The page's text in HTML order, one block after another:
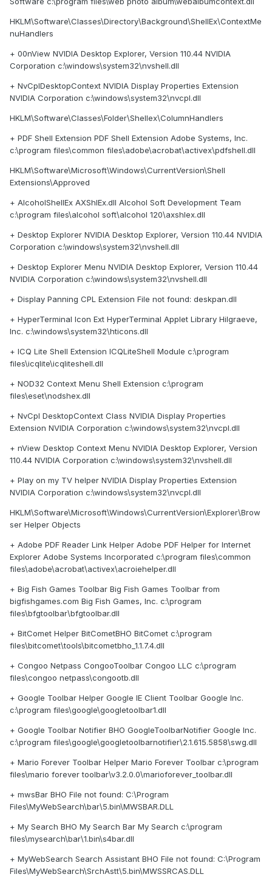
HKLM\Software\Classes\Directory\Background\ShellEx\ContextMe
nuHandlers
+ 00nView NVIDIA Desktop Explorer, Version 110.44 NVIDIA
Corporation c:\windows\system32\nvshell.dll
+ NvCplDesktopContext NVIDIA Display Properties Extension
NVIDIA Corporation c:\windows\system32\nvcpl.dll
HKLM\Software\Classes\Folder\Shellex\ColumnHandlers
+ PDF Shell Extension PDF Shell Extension Adobe Systems, Inc.
c:\program files\common files\adobe\acrobat\activex\pdfshell.dll
HKLM\Software\Microsoft\Windows\CurrentVersion\Shell
Extensions\Approved
+ AlcoholShellEx AXShlEx.dll Alcohol Soft Development Team
c:\program files\alcohol soft\alcohol 120\axshlex.dll
+ Desktop Explorer NVIDIA Desktop Explorer, Version 110.44 NVIDIA
Corporation c:\windows\system32\nvshell.dll
+ Desktop Explorer Menu NVIDIA Desktop Explorer, Version 110.44
NVIDIA Corporation c:\windows\system32\nvshell.dll
+ Display Panning CPL Extension File not found: deskpan.dll
+ HyperTerminal Icon Ext HyperTerminal Applet Library Hilgraeve,
Inc. c:\windows\system32\hticons.dll
+ ICQ Lite Shell Extension ICQLiteShell Module c:\program
files\icqlite\icqliteshell.dll
+ NOD32 Context Menu Shell Extension c:\program
files\eset\nodshex.dll
+ NvCpl DesktopContext Class NVIDIA Display Properties
Extension NVIDIA Corporation c:\windows\system32\nvcpl.dll
+ nView Desktop Context Menu NVIDIA Desktop Explorer, Version
110.44 NVIDIA Corporation c:\windows\system32\nvshell.dll
+ Play on my TV helper NVIDIA Display Properties Extension
NVIDIA Corporation c:\windows\system32\nvcpl.dll
HKLM\Software\Microsoft\Windows\CurrentVersion\Explorer\Brow
ser Helper Objects
+ Adobe PDF Reader Link Helper Adobe PDF Helper for Internet
Explorer Adobe Systems Incorporated c:\program files\common
files\adobe\acrobat\activex\acroiehelper.dll
+ Big Fish Games Toolbar Big Fish Games Toolbar from
bigfishgames.com Big Fish Games, Inc. c:\program
files\bfgtoolbar\bfgtoolbar.dll
+ BitComet Helper BitCometBHO BitComet c:\program
files\bitcomet\tools\bitcometbho_1.1.7.4.dll
+ Congoo Netpass CongooToolbar Congoo LLC c:\program
files\congoo netpass\congootb.dll
+ Google Toolbar Helper Google IE Client Toolbar Google Inc.
c:\program files\google\googletoolbar1.dll
+ Google Toolbar Notifier BHO GoogleToolbarNotifier Google Inc.
c:\program files\google\googletoolbarnotifier\2.1.615.5858\swg.dll
+ Mario Forever Toolbar Helper Mario Forever Toolbar c:\program
files\mario forever toolbar\v3.2.0.0\marioforever_toolbar.dll
+ mwsBar BHO File not found: C:\Program
Files\MyWebSearch\bar\5.bin\MWSBAR.DLL
+ My Search BHO My Search Bar My Search c:\program
files\mysearch\bar\1.bin\s4bar.dll
+ MyWebSearch Search Assistant BHO File not found: C:\Program
Files\MyWebSearch\SrchAstt\5.bin\MWSSRCAS.DLL